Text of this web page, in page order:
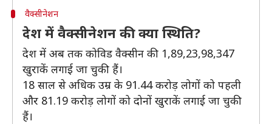
वैक्सीनेशन
देश में वैक्सीनेशन की क्या स्थिति?
देश में अब तक कोविड वैक्सीन की 1,89,23,98,347
खुराकें लगाई जा चुकी हैं।
18 साल से अधिक उम्र के 91.44 करोड़ लोगों को पहली
और 81.19 करोड़ लोगों को दोनों खुराकें लगाई जा चुकी
हैं।